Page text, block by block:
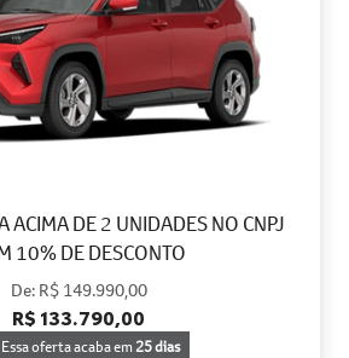
ACIMA DE 2 UNIDADES NO CNPJ
10% DE DESCONTO
De: R$ 149.990,00
R$ 133.790,00
Essa oferta acaba em25 dias